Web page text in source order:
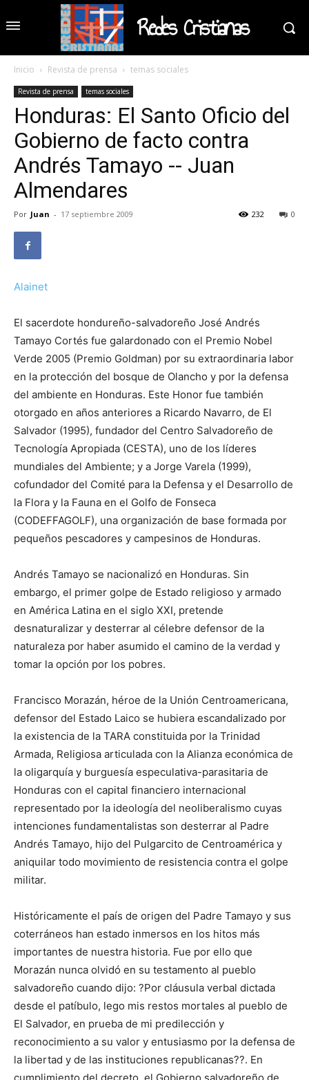
Redes Cristianas
Inicio Revista de prensa temas sociales
Revista de prensa temas sociales
Honduras: El Santo Oficio del
Gobierno de facto contra
Andrés Tamayo -- Juan
Almendares
Por Juan - 17 septiembre 2009 0
232
Alainet
El sacerdote hondureño-salvadoreño José Andrés
Tamayo Cortés fue galardonado con el Premio Nobel
Verde 2005 (Premio Goldman) por su extraordinaria labor
en la protección del bosque de Olancho y por la defensa
del ambiente en Honduras. Este Honor fue también
otorgado en años anteriores a Ricardo Navarro, de El
Salvador (1995), fundador del Centro Salvadoreño de
Tecnología Apropiada (CESTA), uno de los líderes
mundiales del Ambiente; y a Jorge Varela (1999),
cofundador del Comité para la Defensa y el Desarrollo de
la Flora y la Fauna en el Golfo de Fonseca
(CODEFFAGOLF), una organización de base formada por
pequeños pescadores y campesinos de Honduras.
Andrés Tamayo se nacionalizó en Honduras. Sin
embargo, el primer golpe de Estado religioso y armado
en América Latina en el siglo XXI, pretende
desnaturalizar y desterrar al célebre defensor de la
naturaleza por haber asumido el camino de la verdad y
tomar la opción por los pobres.
Francisco Morazán, héroe de la Unión Centroamericana,
defensor del Estado Laico se hubiera escandalizado por
la existencia de la TARA constituida por la Trinidad
Armada, Religiosa articulada con la Alianza económica de
la oligarquía y burguesía especulativa-parasitaria de
Honduras con el capital financiero internacional
representado por la ideología del neoliberalismo cuyas
intenciones fundamentalistas son desterrar al Padre
Andrés Tamayo, hijo del Pulgarcito de Centroamérica y
aniquilar todo movimiento de resistencia contra el golpe
militar.
Históricamente el país de origen del Padre Tamayo y sus
coterráneos han estado inmersos en los hitos más
importantes de nuestra historia. Fue por ello que
Morazán nunca olvidó en su testamento al pueblo
salvadoreño cuando dijo: ?Por cláusula verbal dictada
desde el patíbulo, lego mis restos mortales al pueblo de
El Salvador, en prueba de mi predilección y
reconocimiento a su valor y entusiasmo por la defensa de
la libertad y de las instituciones republicanas??. En